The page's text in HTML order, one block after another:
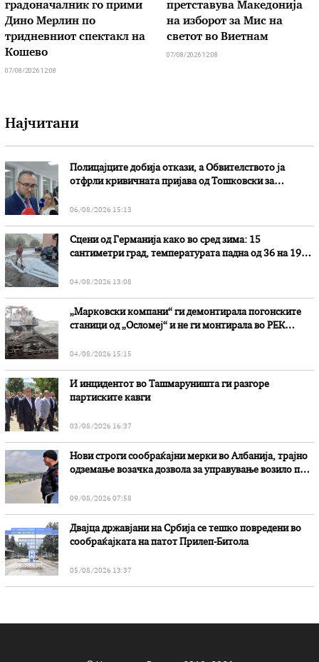
градоначалник го прими
Дино Мерлин по
тридневниот спектакл на
Кошево
07/08/2026 12:08
претставува Македонија
на изборот за Мис на
светот во Виетнам
07/08/2026 12:08
Најчитани
Полицајците добија откази, а Обвителството ја
отфрли кривичната пријава од Тошковски за
06/08/2026 15:13
Сцени од Германија како во сред зима: 15
сантиметри град, температурата падна од 36 на 19
04/08/2026 13:08
„Марковски компани“ ги демонтирала погонските
станици од „Осломеј“ и не ги монтирала во РЕК
04/08/2026 15:15
И инцидентот во Ташмаруништa ги разгоре
партиските кавги
03/08/2026 16:37
Нови строги сообраќајни мерки во Aлбанија, трајно
одземање возачка дозвола за управување возило под
09/08/2026 07:58
Двајца државјани на Србија се тешко повредени во
сообраќајката на патот Прилеп-Битола
05/08/2026 13:37